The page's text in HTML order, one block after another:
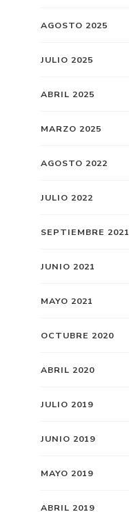
AGOSTO 2025
JULIO 2025
ABRIL 2025
MARZO 2025
AGOSTO 2022
JULIO 2022
SEPTIEMBRE 2021
JUNIO 2021
MAYO 2021
OCTUBRE 2020
ABRIL 2020
JULIO 2019
JUNIO 2019
MAYO 2019
ABRIL 2019